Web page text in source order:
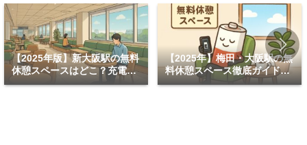
【2025年版】新大阪駅の無料
休憩スペースはどこ？充電・
PC作業OKな穴場7選
【2025年】梅田・大阪駅の無
料休憩スペース徹底ガイド！
座って休める穴場